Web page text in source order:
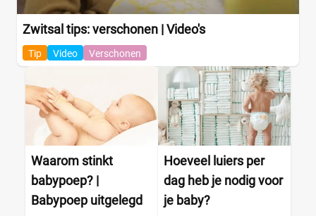
Zwitsal tips: verschonen | Video's
Tip Video Verschonen
Waarom stinkt
babypoep? |
Babypoep uitgelegd
Hoeveel luiers per
dag heb je nodig voor
je baby?